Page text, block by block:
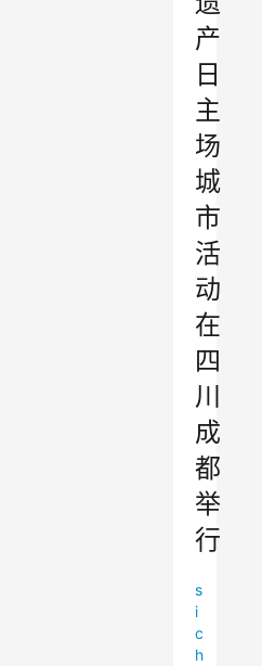
产
日
主
场
城
市
活
动
在
四
川
成
都
举
行
s
i
c
h